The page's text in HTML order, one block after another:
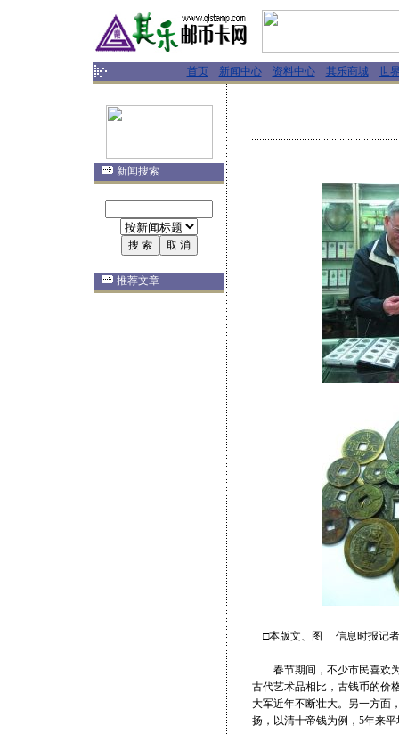
首页 新闻中心 资料中心 其乐商城 世
新闻搜索
推荐文章
□本版文、图 信息时报记者
春节期间，不少市民喜欢为
古代艺术品相比，古钱币的价
大军近年不断壮大。另一方面
扬，以清十帝钱为例，5年来